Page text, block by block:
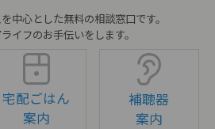
中心とした無料の相談窓口です。
イフのお手伝いをします。
宅配ごはん
案内
補聴器
案内